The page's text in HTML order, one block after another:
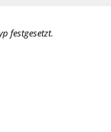
festgesetzt.